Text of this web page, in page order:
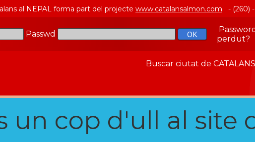
al NEPAL forma part del projecte www.catalansalmon.com - (260)
Passwd
Password
perdut?
Buscar ciutat de
un cop d'ull al site